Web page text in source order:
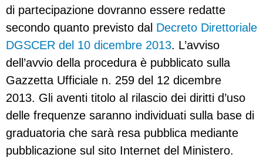
di partecipazione dovranno essere redatte
secondo quanto previsto dal Decreto Direttoriale
DGSCER del 10 dicembre 2013. L’avviso
dell’avvio della procedura è pubblicato sulla
Gazzetta Ufficiale n. 259 del 12 dicembre
2013. Gli aventi titolo al rilascio dei diritti d’uso
delle frequenze saranno individuati sulla base di
graduatoria che sarà resa pubblica mediante
pubblicazione sul sito Internet del Ministero.